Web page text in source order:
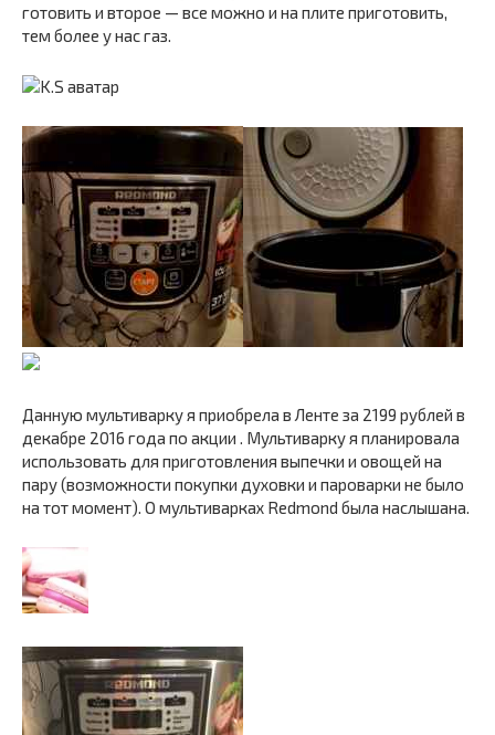
готовить и второе — все можно и на плите приготовить,
тем более у нас газ.
Данную мультиварку я приобрела в Ленте за 2199 рублей в
декабре 2016 года по акции . Мультиварку я планировала
использовать для приготовления выпечки и овощей на
пару (возможности покупки духовки и пароварки не было
на тот момент). О мультиварках Redmond была наслышана.